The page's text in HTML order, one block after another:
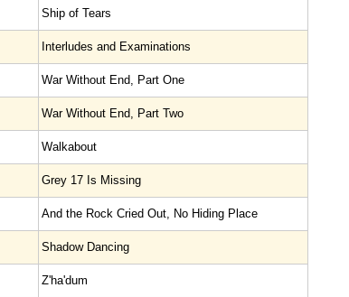
Ship of Tears
Interludes and Examinations
War Without End, Part One
War Without End, Part Two
Walkabout
Grey 17 Is Missing
And the Rock Cried Out, No Hiding Place
Shadow Dancing
Z'ha'dum